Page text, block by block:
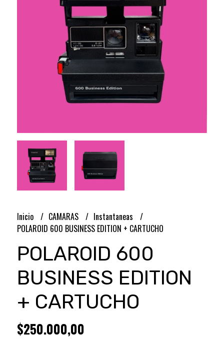
Inicio CAMARAS
Instantaneas
POLAROID 600 BUSINESS EDITION + CARTUCHO
POLAROID 600
BUSINESS EDITION
+ CARTUCHO
$250.000,00